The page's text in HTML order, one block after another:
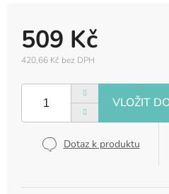
509 Kč
420,66 Kč bez DPH
cena:
Dotaz k produktu